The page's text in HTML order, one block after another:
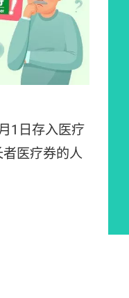
1日存入医疗
医疗券的人